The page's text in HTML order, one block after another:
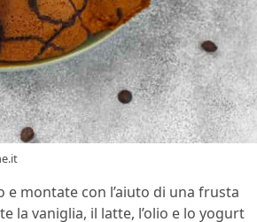
montate con l’aiuto di una frusta
la vaniglia, il latte, l’olio e lo yogurt